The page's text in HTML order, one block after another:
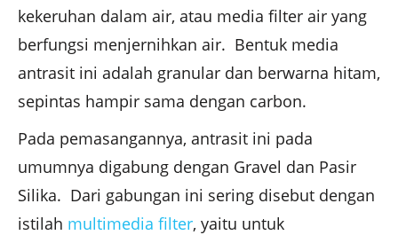
kekeruhan dalam air, atau media filter air yang
berfungsi menjernihkan air. Bentuk media
antrasit ini adalah granular dan berwarna hitam,
sepintas hampir sama dengan carbon.
Pada pemasangannya, antrasit ini pada
umumnya digabung dengan Gravel dan Pasir
Silika. Dari gabungan ini sering disebut dengan
istilah multimedia filter, yaitu untuk